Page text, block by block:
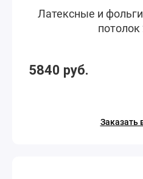
Латексные и
5840 руб.
Заказать